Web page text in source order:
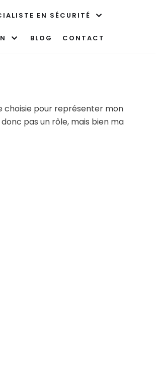
EN SÉCURITÉ
BLOG CONTACT
choisie pour représenter mon
pas un rôle, mais bien ma